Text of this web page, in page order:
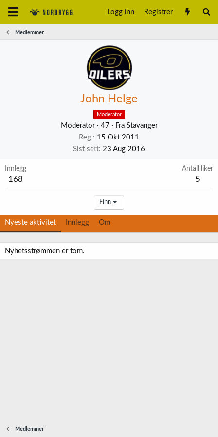
Logg inn Registrer
Medlemmer
John Helge
Moderator
Moderator · 47 · Fra Stavanger
Reg.
15 Okt 2011
Sist sett 23 Aug 2016
Innlegg
168
Antall liker
5
Finn
Nyeste aktivitet Innlegg Om
Nyhetsstrømmen er tom.
Medlemmer